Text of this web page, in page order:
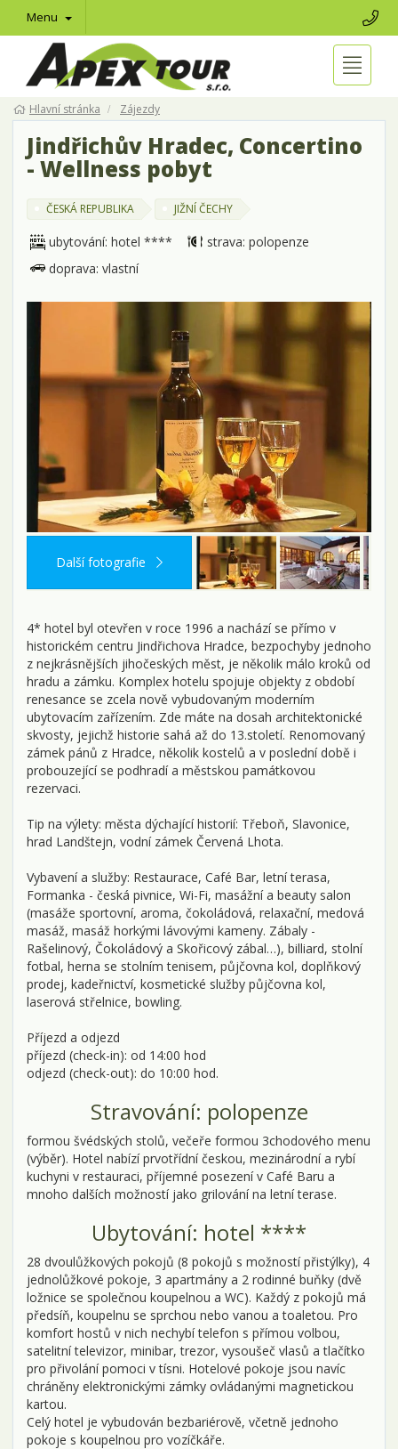
Menu
Hlavní stránka Zájezdy
Jindřichův Hradec, Concertino
- Wellness pobyt
ČESKÁ REPUBLIKA JIŽNÍ ČECHY
ubytování: hotel ****
strava: polopenze
doprava: vlastní
Další fotografie
4* hotel byl otevřen v roce 1996 a nachází se přímo v
historickém centru Jindřichova Hradce, bezpochyby jednoho
z nejkrásnějších jihočeských měst, je několik málo kroků od
hradu a zámku. Komplex hotelu spojuje objekty z období
renesance se zcela nově vybudovaným moderním
ubytovacím zařízením. Zde máte na dosah architektonické
skvosty, jejichž historie sahá až do 13.století. Renomovaný
zámek pánů z Hradce, několik kostelů a v poslední době i
probouzející se podhradí a městskou památkovou
rezervaci.
Tip na výlety: města dýchající historií: Třeboň, Slavonice,
hrad Landštejn, vodní zámek Červená Lhota.
Vybavení a služby: Restaurace, Café Bar, letní terasa,
Formanka - česká pivnice, Wi-Fi, masážní a beauty salon
(masáže sportovní, aroma, čokoládová, relaxační, medová
masáž, masáž horkými lávovými kameny. Zábaly -
Rašelinový, Čokoládový a Skořicový zábal…), billiard, stolní
fotbal, herna se stolním tenisem, půjčovna kol, doplňkový
prodej, kadeřnictví, kosmetické služby půjčovna kol,
laserová střelnice, bowling.
Příjezd a odjezd
příjezd (check-in): od 14:00 hod
odjezd (check-out): do 10:00 hod.
Stravování: polopenze
formou švédských stolů, večeře formou 3chodového menu
(výběr). Hotel nabízí prvotřídní českou, mezinárodní a rybí
kuchyni v restauraci, příjemné posezení v Café Baru a
mnoho dalších možností jako grilování na letní terase.
Ubytování: hotel ****
28 dvoulůžkových pokojů (8 pokojů s možností přistýlky), 4
jednolůžkové pokoje, 3 apartmány a 2 rodinné buňky (dvě
ložnice se společnou koupelnou a WC). Každý z pokojů má
předsíň, koupelnu se sprchou nebo vanou a toaletou. Pro
komfort hostů v nich nechybí telefon s přímou volbou,
satelitní televizor, minibar, trezor, vysoušeč vlasů a tlačítko
pro přivolání pomoci v tísni. Hotelové pokoje jsou navíc
chráněny elektronickými zámky ovládanými magnetickou
kartou.
Celý hotel je vybudován bezbariérově, včetně jednoho
pokoje s koupelnou pro vozíčkáře.